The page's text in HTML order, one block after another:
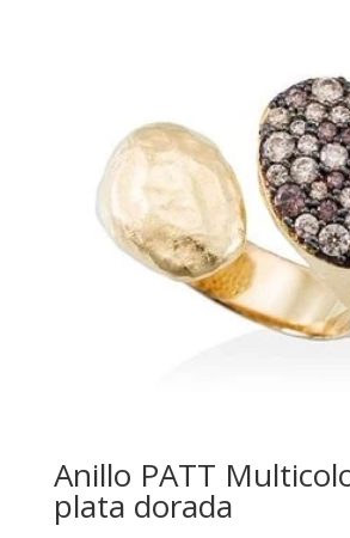
Anillo PATT
plata dorada